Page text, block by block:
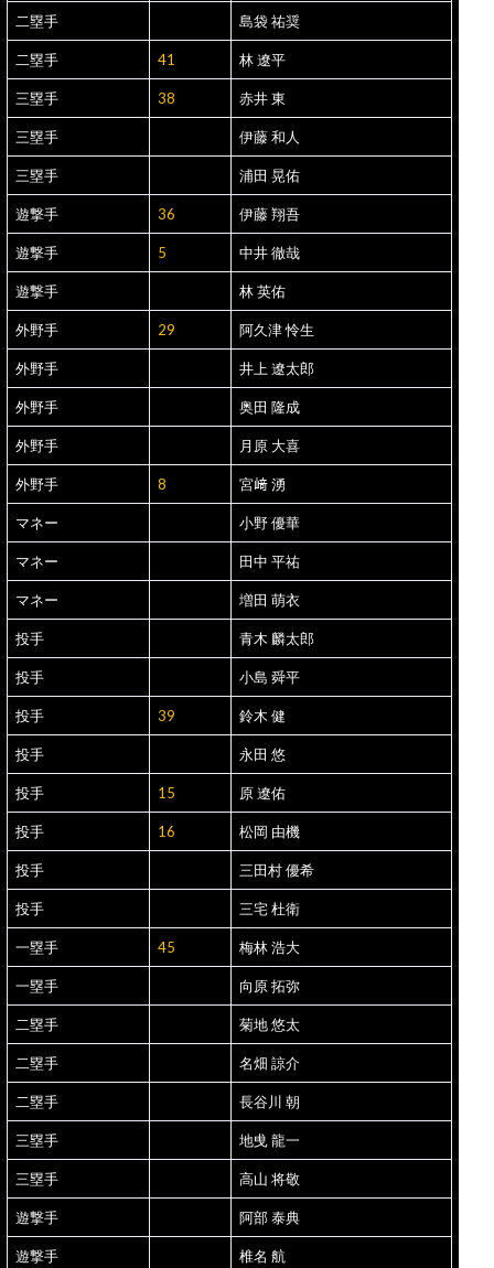
二塁手 島袋 祐奨
二塁手 41 林 遼平
三塁手 38 赤井 東
三塁手 伊藤 和人
三塁手 浦田 晃佑
遊撃手 36 伊藤 翔吾
遊撃手 5 中井 徹哉
遊撃手 林 英佑
外野手 29 阿久津 怜生
外野手 井上 遼太郎
外野手 奥田 隆成
外野手 月原 大喜
外野手 8 宮﨑 湧
マネー 小野 優華
マネー 田中 平祐
マネー 増田 萌衣
投手 青木 麟太郎
投手 小島 舜平
投手 39 鈴木 健
投手 永田 悠
投手 15 原 遼佑
投手 16 松岡 由機
投手 三田村 優希
投手 三宅 杜衛
一塁手 45 梅林 浩大
一塁手 向原 拓弥
二塁手 菊地 悠太
二塁手 名畑 諒介
二塁手 長谷川 朝
三塁手 地曵 龍一
三塁手 高山 将敬
遊撃手 阿部 泰典
遊撃手 椎名 航